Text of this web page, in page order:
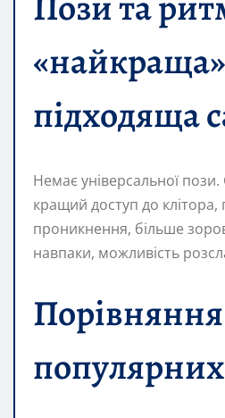
підходяща
Немає універсальної
кращий доступ до клітора,
проникнення, більше
навпаки, можливість
Порівняння